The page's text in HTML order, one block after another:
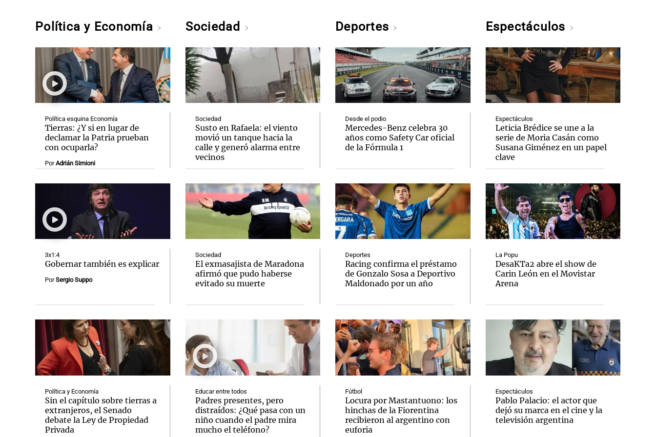
Política y Economía
Política esquina Economía
Tierras: ¿Y si en lugar de
declamar la Patria prueban
con ocuparla?
PorAdrián Simioni
3x1:4
Gobernar también es explicar
PorSergio Suppo
Política y Economía
Sin el capítulo sobre tierras a
extranjeros, el Senado
debate la Ley de Propiedad
Privada
Sociedad
Sociedad
Susto en Rafaela: el viento
movió un tanque hacia la
calle y generó alarma entre
vecinos
Sociedad
El exmasajista de Maradona
afirmó que pudo haberse
evitado su muerte
Educar entre todos
Padres presentes, pero
distraídos: ¿Qué pasa con un
niño cuando el padre mira
mucho el teléfono?
Deportes
Desde el podio
Mercedes-Benz celebra 30
años como Safety Car oficial
de la Fórmula 1
Deportes
Racing confirma el préstamo
de Gonzalo Sosa a Deportivo
Maldonado por un año
Fútbol
Locura por Mastantuono: los
hinchas de la Fiorentina
recibieron al argentino con
euforia
Espectáculos
Espectáculos
Leticia Brédice se une a la
serie de Moria Casán como
Susana Giménez en un papel
clave
La Popu
DesaKTa2 abre el show de
Carin León en el Movistar
Arena
Espectáculos
Pablo Palacio: el actor que
dejó su marca en el cine y la
televisión argentina
Notas
El huracán de Arequito
Notas
Cadena 3 en Groenlandia